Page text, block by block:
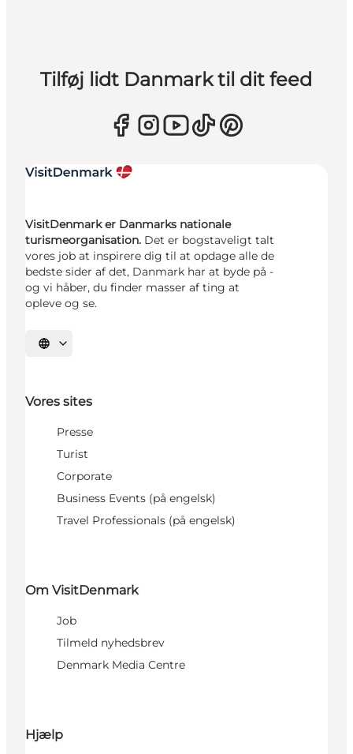
Tilføj lidt Danmark til dit feed
VisitDenmark er Danmarks nationale
turismeorganisation. Det er bogstaveligt talt
vores job at inspirere dig til at opdage alle de
bedste sider af det, Danmark har at byde på -
og vi håber, du finder masser af ting at
opleve og se.
Vælg sprog
Vores sites
Presse
Turist
Corporate
Business Events (på engelsk)
Travel Professionals (på engelsk)
Om VisitDenmark
Job
Tilmeld nyhedsbrev
Denmark Media Centre
Hjælp